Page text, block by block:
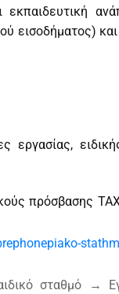
εκπαιδευτική
εισοδήματος)
εργασίας,
πρόσβασης
σταθμό →